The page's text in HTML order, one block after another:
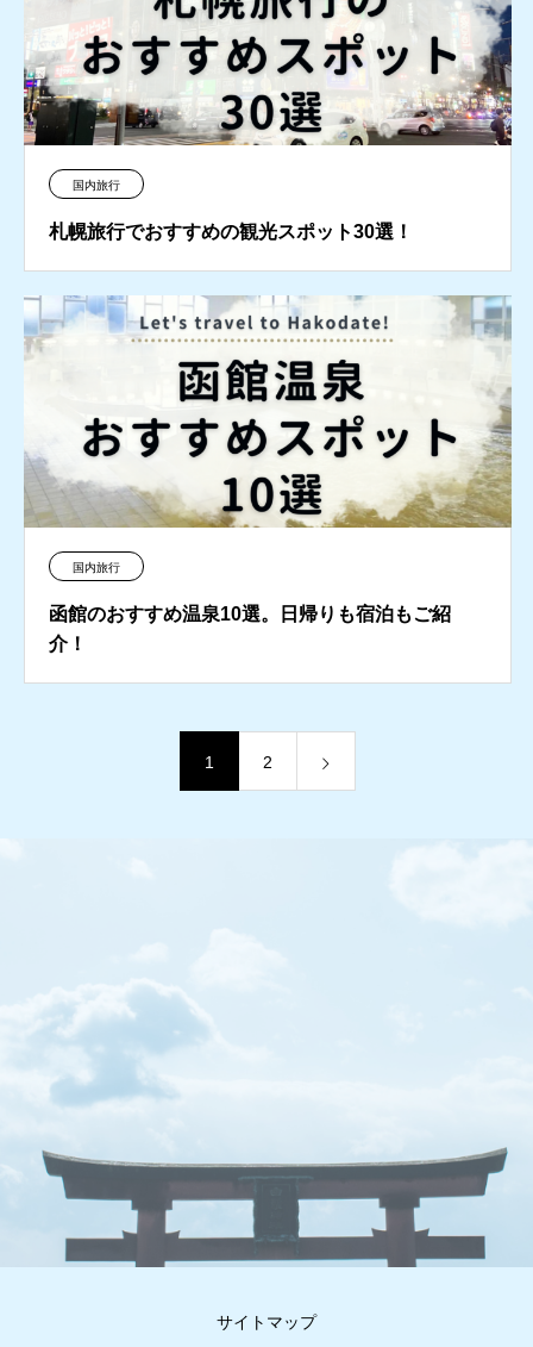
国内旅行
札幌旅行でおすすめの観光スポット30選！
国内旅行
函館のおすすめ温泉10選。日帰りも宿泊もご紹
介！
1 2
サイトマップ